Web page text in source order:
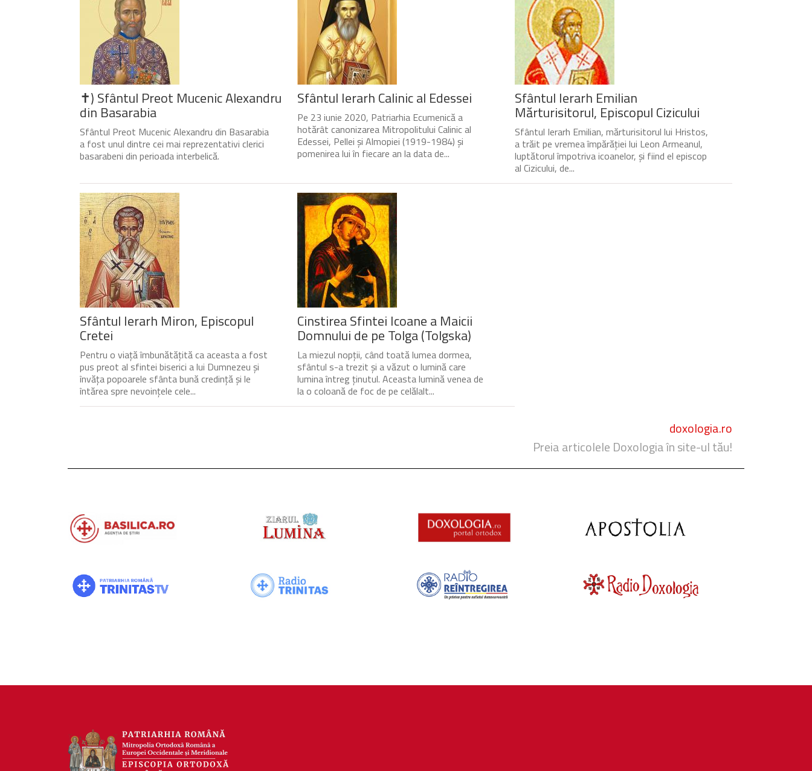
✝) Sfântul Preot Mucenic Alexandru
din Basarabia
Sfântul Preot Mucenic Alexandru din Basarabia
a fost unul dintre cei mai reprezentativi clerici
basarabeni din perioada interbelică.
Sfântul Ierarh Calinic al Edessei
Pe 23 iunie 2020, Patriarhia Ecumenică a
hotărât canonizarea Mitropolitului Calinic al
Edessei, Pellei și Almopiei (1919-1984) și
pomenirea lui în fiecare an la data de...
Sfântul Ierarh Emilian
Mărturisitorul, Episcopul Cizicului
Sfântul Ierarh Emilian, mărturisitorul lui Hristos,
a trăit pe vremea împărăției lui Leon Armeanul,
luptătorul împotriva icoanelor, și fiind el episcop
al Cizicului, de...
Sfântul Ierarh Miron, Episcopul
Cretei
Pentru o viață îmbunătățită ca aceasta a fost
pus preot al sfintei biserici a lui Dumnezeu și
învăța popoarele sfânta bună credință și le
întărea spre nevoințele cele...
Cinstirea Sfintei Icoane a Maicii
Domnului de pe Tolga (Tolgska)
La miezul nopții, când toată lumea dormea,
sfântul s-a trezit și a văzut o lumină care
lumina întreg ținutul. Aceasta lumină venea de
la o coloană de foc de pe celălalt...
doxologia.ro
Preia articolele Doxologia în site-ul tău!